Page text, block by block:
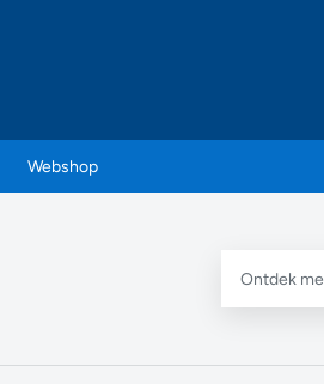
Webshop